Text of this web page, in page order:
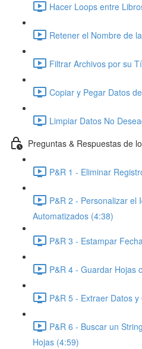
Hacer Loops entre
Retener el Nombre de
Filtrar Archivos por su
Copiar y Pegar Datos
Limpiar Datos No
Preguntas & Respuestas de
P&R 1 - Eliminar
P&R 2 - Personalizar el
Automatizados (4:38)
P&R 3 - Estampar
P&R 4 - Guardar Hojas
P&R 5 - Extraer Datos
P&R 6 - Buscar un
Hojas (4:59)